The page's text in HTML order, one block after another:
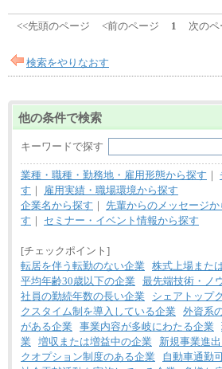
<<先頭のページ <前のページ 1 次のペ
検索をやりなおす
他の条件で検索
キーワードで探す
業種・職種・勤務地・雇用形態から探す ｜
す ｜
雇用実績・職場環境から探す
企業名から探す ｜ 先輩からのメッセージか
す ｜ セミナー・イベント情報から探す
[チェックポイント]
転居を伴う転勤のない企業 株式上場また
平均年齢30歳以下の企業 最先端技術・ノ
社員の勤続年数の長い企業
シェアトップ
クスタイム制を導入している企業 外資系
がある企業 事業内容が多岐にわたる企業
業 増収または増益中の企業 新規事業進
クオプション制度のある企業
自動車通勤